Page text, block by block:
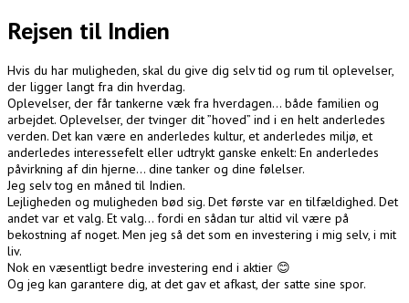
Rejsen til Indien
Hvis du har muligheden, skal du give dig selv tid og rum til oplevelser,
der ligger langt fra din hverdag.
Oplevelser, der får tankerne væk fra hverdagen… både familien og
arbejdet. Oplevelser, der tvinger dit ”hoved” ind i en helt anderledes
verden. Det kan være en anderledes kultur, et anderledes miljø, et
anderledes interessefelt eller udtrykt ganske enkelt: En anderledes
påvirkning af din hjerne… dine tanker og dine følelser.
Jeg selv tog en måned til Indien.
Lejligheden og muligheden bød sig. Det første var en tilfældighed. Det
andet var et valg. Et valg… fordi en sådan tur altid vil være på
bekostning af noget. Men jeg så det som en investering i mig selv, i mit
liv.
Nok en væsentligt bedre investering end i aktier 😊
Og jeg kan garantere dig, at det gav et afkast, der satte sine spor.